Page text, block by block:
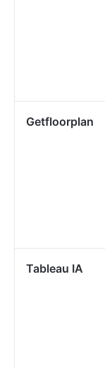
Getfloorplan
Tableau IA